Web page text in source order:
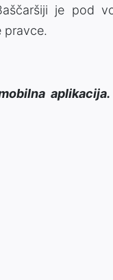
je pod
pravce.